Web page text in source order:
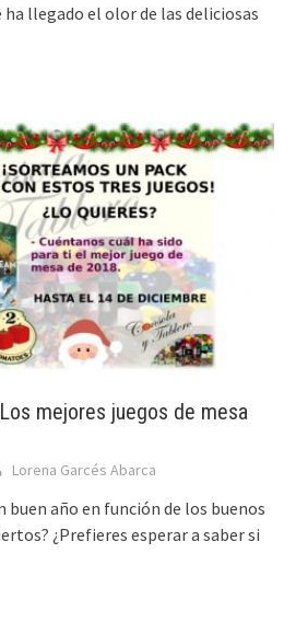
ha llegado el olor de las deliciosas
mejores juegos de mesa
Lorena Garcés Abarca
buen año en función de los buenos
¿Prefieres esperar a saber si